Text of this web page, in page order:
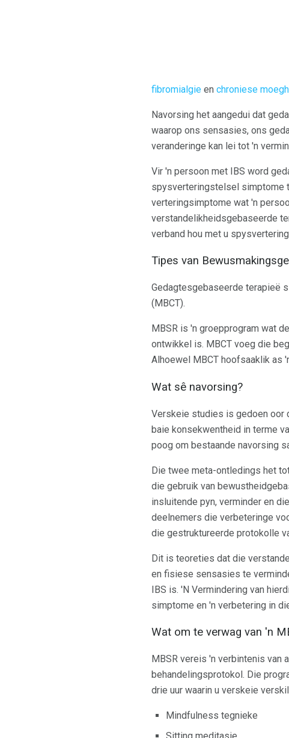
fibromialgie en chroniese
Navorsing het aangedui dat
waarop ons sensasies, ons
veranderinge kan lei tot 'n
Vir 'n persoon met IBS word
spysverteringstelsel simptome
verteringsimptome wat 'n
verstandelikheidsgebaseerde
verband hou met u
Tipes van
Gedagtesgebaseerde terapieë
(MBCT).
MBSR is 'n groepprogram wat
ontwikkel is. MBCT voeg die
Alhoewel MBCT hoofsaaklik as
Wat sê navorsing?
Verskeie studies is gedoen oor
baie konsekwentheid in terme
poog om bestaande navorsing
Die twee meta-ontledings het
die gebruik van
insluitende pyn, verminder en
deelnemers die verbeteringe
die gestruktureerde protokolle
Dit is teoreties dat die
en fisiese sensasies te
IBS is. 'N Vermindering van
simptome en 'n verbetering in
Wat om te verwag van 'n
MBSR vereis 'n verbintenis van
behandelingsprotokol. Die
drie uur waarin u verskeie
Mindfulness tegnieke